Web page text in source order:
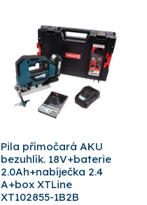
Pila přímočará AKU
bezuhlík. 18V+baterie
2.0Ah+nabíječka 2.4
A+box XTLine
XT102855-1B2B